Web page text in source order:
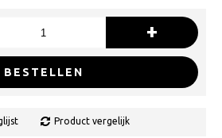
+
BESTELLEN
Product vergelijk